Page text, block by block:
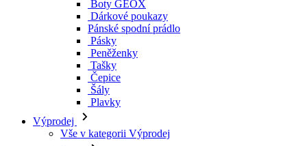
Boty GEOX
Dárkové poukazy
Pánské spodní prádlo
Pásky
Peněženky
Tašky
Čepice
Šály
Plavky
Výprodej
Vše v kategorii Výprodej